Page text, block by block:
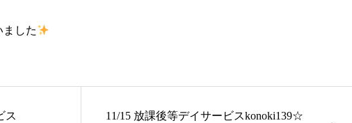
した
ス
11/15 放課後等デイサービスkonoki139☆